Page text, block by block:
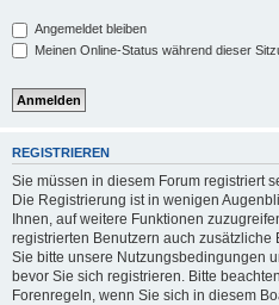
Angemeldet bleiben
Meinen Online-Status während dieser
REGISTRIEREN
Sie müssen in diesem Forum registriert
Die Registrierung ist in wenigen
Ihnen, auf weitere Funktionen
registrierten Benutzern auch
Sie bitte unsere Nutzungsbedingungen
bevor Sie sich registrieren. Bitte
Forenregeln, wenn Sie sich in diesem